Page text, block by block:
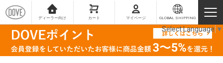
ディーラー向け カート マイページ GLOBAL SHIPPING
Select Language ▼